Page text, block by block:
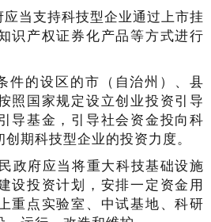
当支持科技型企业通过上市挂
识产权证券化产品等方式进行
件的设区的市（自治州）、县
照国家规定设立创业投资引导
导基金，引导社会资金投向科
期科技型企业的投资力度。
政府应当将重大科技基础设施
设投资计划，安排一定资金用
重点实验室、中试基地、科研